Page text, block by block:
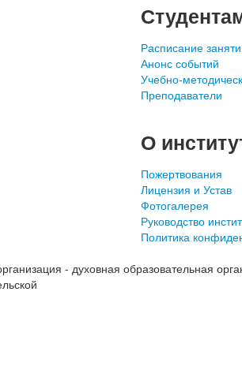
Расписание
Анонс событий
Учебно-
Преподаватели
О
Пожертвования
Лицензия и Устав
Фотогалерея
Руководство
Политика
- духовная образовательная